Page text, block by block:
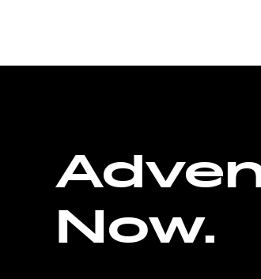
Now.